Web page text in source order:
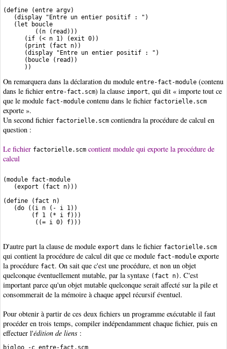
(define (entre argv)
   (display "Entre un entier positif : ")
   (let boucle
         ((n (read)))
      (if (< n 1) (exit 0))
      (print (fact n))
      (display "Entre un entier positif : ")
      (boucle (read))
On remarquera dans la déclaration du module entre-fact-module (contenu
dans le fichier entre-fact.scm) la clause import, qui dit « importe tout ce
que le module fact-module contenu dans le fichier factorielle.scm
exporte ».
Un second fichier factorielle.scm contiendra la procédure de calcul en
question :
Le fichier factorielle.scm contient module qui exporte la procédure de
calcul
(module fact-module
   (export (fact n)))
(define (fact n)
   (do ((i n (- i 1))
        (f 1 (* i f)))
D'autre part la clause de module export dans le fichier factorielle.scm
qui contient la procédure de calcul dit que ce module fact-module exporte
la procédure fact. On sait que c'est une procédure, et non un objet
quelconque éventuellement mutable, par la syntaxe (fact n) . C'est
important parce qu'un objet mutable quelconque serait affecté sur la pile et
consommerait de la mémoire à chaque appel récursif éventuel.
Pour obtenir à partir de ces deux fichiers un programme exécutable il faut
procéder en trois temps, compiler indépendamment chaque fichier, puis en
effectuer l'édition de liens :
bigloo -c entre-fact.scm